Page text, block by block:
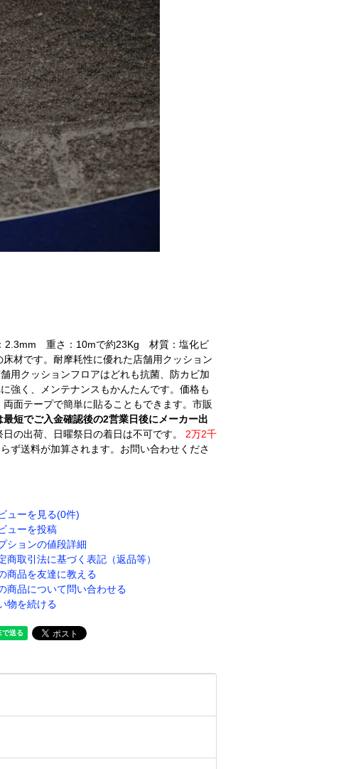
2.3mm 重さ：10mで約23Kg 材質：塩化ビ
材です。耐摩耗性に優れた店舗用クッション
用クッションフロアはどれも抗菌、防カビ加
強く、メンテナンスもかんたんです。価格も
面テープで簡単に貼ることもできます。市販
最短でご入金確認後の2営業日後にメーカー出
日の出荷、日曜祭日の着日は不可です。 2万2千
ず送料が加算されます。お問い合わせくださ
ューを見る(0件)
ューを投稿
ションの値段詳細
商取引法に基づく表記（返品等）
商品を友達に教える
商品について問い合わせる
物を続ける